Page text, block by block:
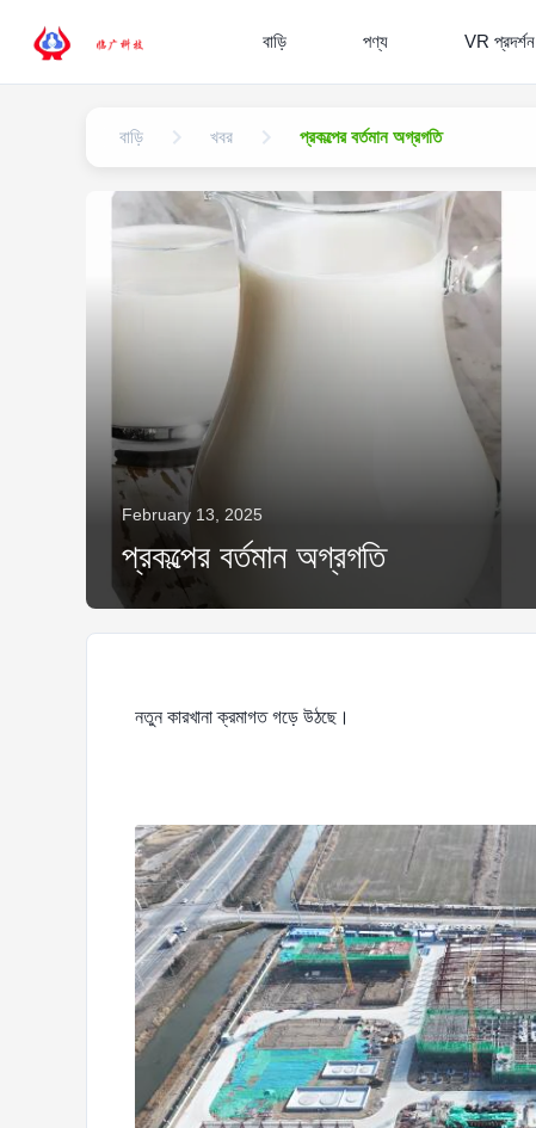
বাড়ি পণ্য VR প্রদর্শন
বাড়ি খবর প্রকল্পের বর্তমান অগ্রগতি
February 13, 2025
প্রকল্পের বর্তমান অগ্রগতি
নতুন কারখানা ক্রমাগত গড়ে উঠছে।